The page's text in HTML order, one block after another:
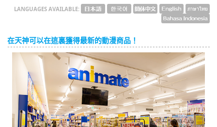
LANGUAGES AVAILABLE:
在天神可以在這裏獲得最新的動漫商品！